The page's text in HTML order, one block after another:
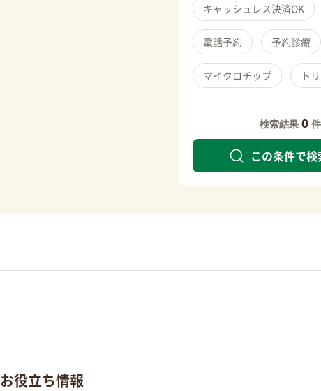
キャッシュレス決済OK
電話予約 予約診療
マイクロチップ ト
検索結果 0 件
この条件で検
お役立ち情報